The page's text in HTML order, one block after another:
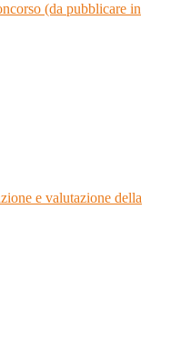
(da pubblicare in
e valutazione della